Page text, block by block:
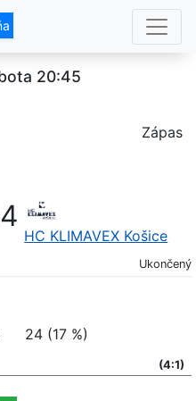
20:45
Zápas
4
HC KLIMAVEX Košice
Ukončený
24 (17 %)
(4:1)